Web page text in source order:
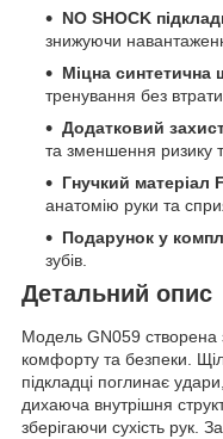
NO SHOCK
знижуючи
Міцна синтетична
тренування без
Додатковий
та зменшення ризику
Гнучкий матеріал
анатомію руки та
Подарунок у
зубів.
Детальний опис
Модель GN059 створена
комфорту та безпеки.
підкладці поглинає
дихаюча внутрішня
зберігаючи сухість рук.